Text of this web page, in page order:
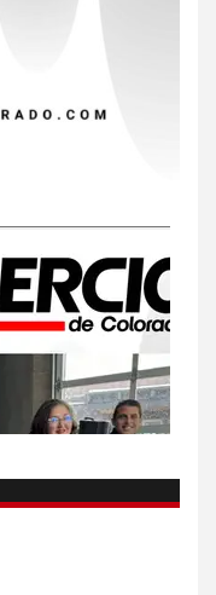
en 2025
HOGAR Y SALUD
confirmados
causa
NOTICIAS
110